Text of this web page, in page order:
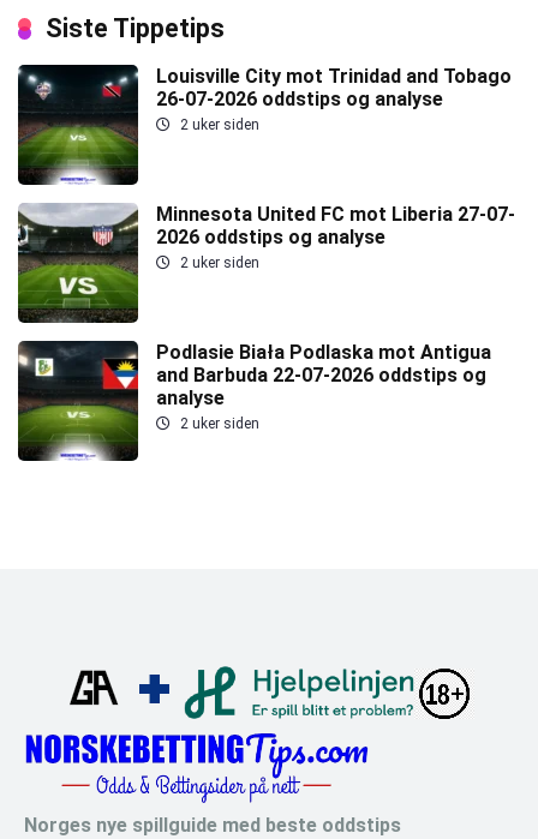
Siste Tippetips
Louisville City mot Trinidad and Tobago
26-07-2026 oddstips og analyse
2 uker siden
Minnesota United FC mot Liberia 27-07-
2026 oddstips og analyse
2 uker siden
Podlasie Biała Podlaska mot Antigua
and Barbuda 22-07-2026 oddstips og
analyse
2 uker siden
Norges nye spillguide med beste oddstips